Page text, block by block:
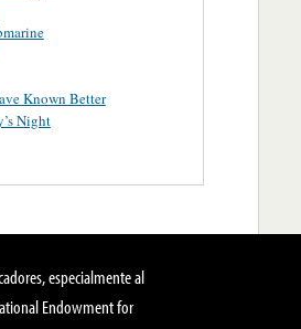
Known Better
Night
especialmente al
Endowment for